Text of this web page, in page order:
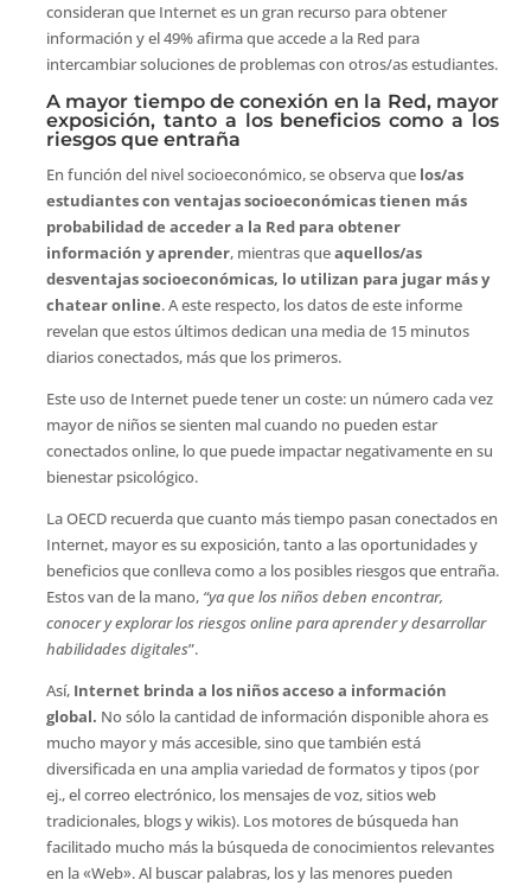
consideran que Internet es un gran recurso para obtener
información y el 49% afirma que accede a la Red para
intercambiar soluciones de problemas con otros/as estudiantes.
A mayor tiempo de conexión en la Red, mayor
exposición, tanto a los beneficios como a los
riesgos que entraña
En función del nivel socioeconómico, se observa que los/as
estudiantes con ventajas socioeconómicas tienen más
probabilidad de acceder a la Red para obtener
información y aprender, mientras queaquellos/as
desventajas socioeconómicas, lo utilizan para jugar más y
chatear online. A este respecto, los datos de este informe
revelan que estos últimos dedican una media de 15 minutos
diarios conectados, más que los primeros.
Este uso de Internet puede tener un coste: un número cada vez
mayor de niños se sienten mal cuando no pueden estar
conectados online, lo que puede impactar negativamente en su
bienestar psicológico.
La OECD recuerda que cuanto más tiempo pasan conectados en
Internet, mayor es su exposición, tanto a las oportunidades y
beneficios que conlleva como a los posibles riesgos que entraña.
Estos van de la mano, “ya que los niños deben encontrar,
conocer y explorar los riesgos online para aprender y desarrollar
habilidades digitales”.
Así, Internet brinda a los niños acceso a información
global. No sólo la cantidad de información disponible ahora es
mucho mayor y más accesible, sino que también está
diversificada en una amplia variedad de formatos y tipos (por
ej., el correo electrónico, los mensajes de voz, sitios web
tradicionales, blogs y wikis). Los motores de búsqueda han
facilitado mucho más la búsqueda de conocimientos relevantes
en la «Web». Al buscar palabras, los y las menores pueden